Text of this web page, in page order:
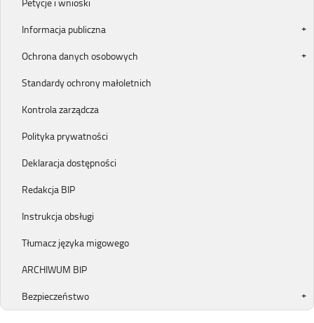
Informacja publiczna
Ochrona danych osobowych
Standardy ochrony małoletnich
Kontrola zarządcza
Polityka prywatności
Deklaracja dostępności
Redakcja BIP
Instrukcja obsługi
Tłumacz języka migowego
ARCHIWUM BIP
Bezpieczeństwo